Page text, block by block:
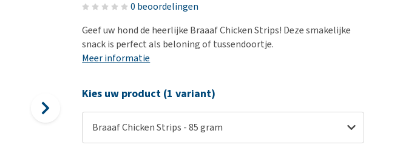
Overgewicht en conditie
Spieren, pezen en botten
Bekijk alles
0 beoordelingen
Geef uw hond de heerlijke Braaaf Chicken Strips! Deze smakelijke
snack is perfect als beloning of tussendoortje.
Meer informatie
Kies uw product (1 variant)
Braaaf Chicken Strips - 85 gram